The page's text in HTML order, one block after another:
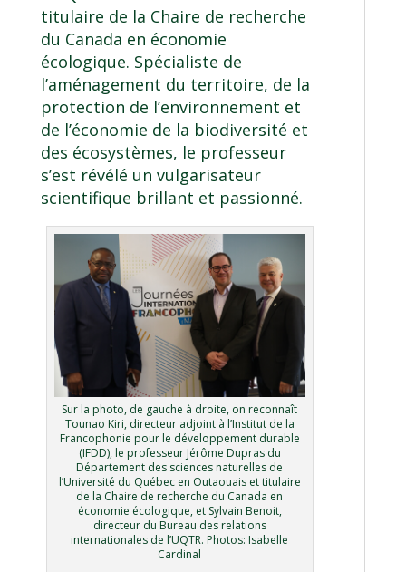
titulaire de la Chaire de recherche
du Canada en économie
écologique. Spécialiste de
l’aménagement du territoire, de la
protection de l’environnement et
de l’économie de la biodiversité et
des écosystèmes, le professeur
s’est révélé un vulgarisateur
scientifique brillant et passionné.
Sur la photo, de gauche à droite, on reconnaît
Tounao Kiri, directeur adjoint à l’Institut de la
Francophonie pour le développement durable
(IFDD), le professeur Jérôme Dupras du
Département des sciences naturelles de
l’Université du Québec en Outaouais et titulaire
de la Chaire de recherche du Canada en
économie écologique, et Sylvain Benoit,
directeur du Bureau des relations
internationales de l’UQTR. Photos: Isabelle
Cardinal